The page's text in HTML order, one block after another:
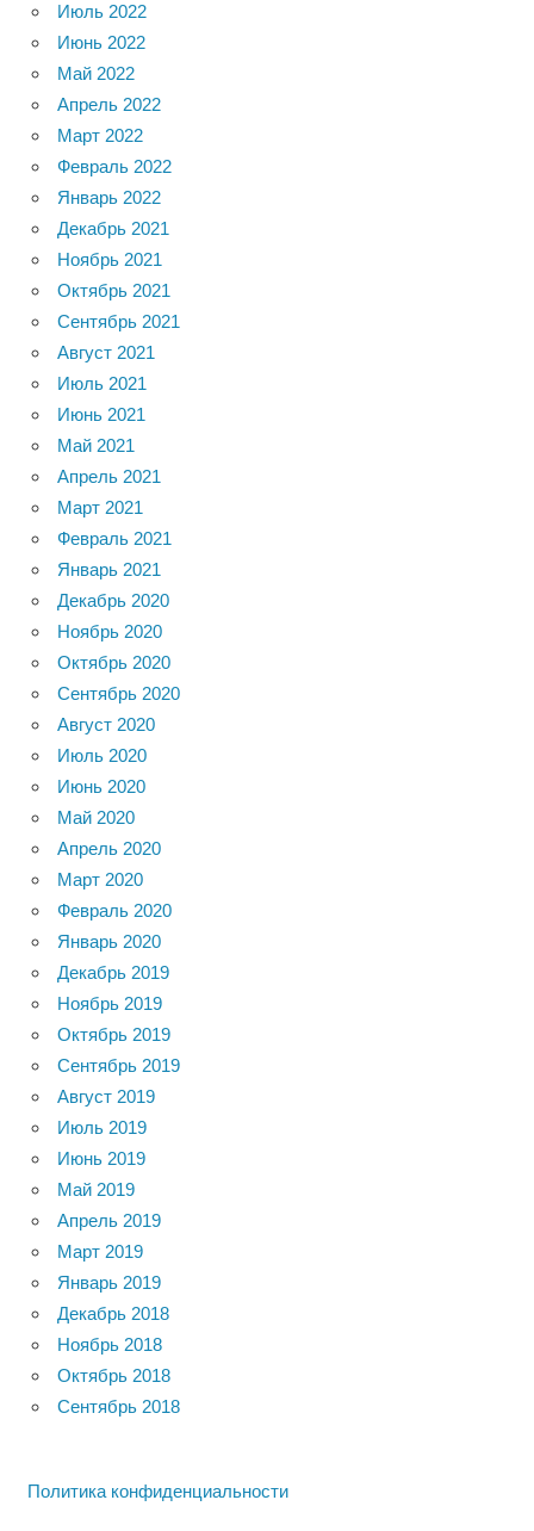
Июль 2022
Июнь 2022
Май 2022
Апрель 2022
Март 2022
Февраль 2022
Январь 2022
Декабрь 2021
Ноябрь 2021
Октябрь 2021
Сентябрь 2021
Август 2021
Июль 2021
Июнь 2021
Май 2021
Апрель 2021
Март 2021
Февраль 2021
Январь 2021
Декабрь 2020
Ноябрь 2020
Октябрь 2020
Сентябрь 2020
Август 2020
Июль 2020
Июнь 2020
Май 2020
Апрель 2020
Март 2020
Февраль 2020
Январь 2020
Декабрь 2019
Ноябрь 2019
Октябрь 2019
Сентябрь 2019
Август 2019
Июль 2019
Июнь 2019
Май 2019
Апрель 2019
Март 2019
Январь 2019
Декабрь 2018
Ноябрь 2018
Октябрь 2018
Сентябрь 2018
Политика конфиденциальности